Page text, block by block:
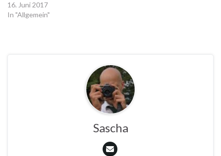
16. Juni 2017
In "Allgemein"
Sascha